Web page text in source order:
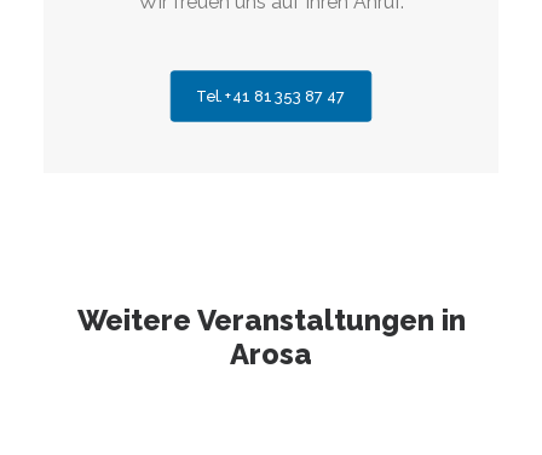
Tel. +41 81 353 87 47
Weitere Veranstaltungen in
Arosa